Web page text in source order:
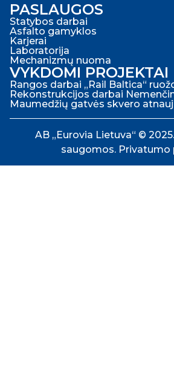
PASLAUGOS
Statybos darbai
Asfalto gamyklos
Karjerai
Laboratorija
Mechanizmų nuoma
VYKDOMI PROJEKTAI
Rangos darbai „Rail Baltica“
Rekonstrukcijos darbai
Maumedžių gatvės skvero
AB „Eurovia Lietuva“ ©
saugomos. Privatumo